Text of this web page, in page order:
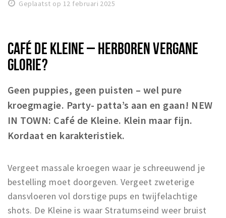
Aanbiedingen
Ook reclame maken?
Over Eindhovens Rondje
Inloggen
Geplaatst op 12 februari 2025
CAFÉ DE KLEINE – HERBOREN VERGANE
GLORIE?
Geen puppies, geen puisten – wel pure
kroegmagie. Party- patta’s aan en gaan! NEW
IN TOWN: Café de Kleine. Klein maar fijn.
Kordaat en karakteristiek.
Vergeet massale kroegen waar je schreeuwend je
bestelling moet doorgeven. Vergeet zweterige
dansvloeren vol dorstige pups en twijfelachtige
shots. De Kleine is waar Stratumseind weer bruist